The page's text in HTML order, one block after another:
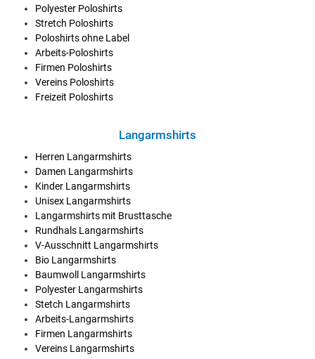
Polyester Poloshirts
Stretch Poloshirts
Poloshirts ohne Label
Arbeits-Poloshirts
Firmen Poloshirts
Vereins Poloshirts
Freizeit Poloshirts
Langarmshirts
Herren Langarmshirts
Damen Langarmshirts
Kinder Langarmshirts
Unisex Langarmshirts
Langarmshirts mit Brusttasche
Rundhals Langarmshirts
V-Ausschnitt Langarmshirts
Bio Langarmshirts
Baumwoll Langarmshirts
Polyester Langarmshirts
Stetch Langarmshirts
Arbeits-Langarmshirts
Firmen Langarmshirts
Vereins Langarmshirts